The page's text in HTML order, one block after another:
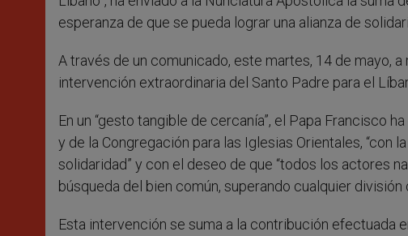
esperanza de que se pueda lograr una alianza de
A través de un comunicado, este martes, 14 de mayo,
intervención extraordinaria del Santo Padre para el
En un “gesto tangible de cercanía”, el Papa Francisco
y de la Congregación para las Iglesias Orientales, “con
solidaridad” y con el deseo de que “todos los actores
búsqueda del bien común, superando cualquier división
Esta intervención se suma a la contribución efectuada